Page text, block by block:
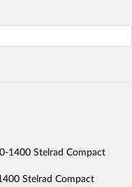
Stelrad Compact